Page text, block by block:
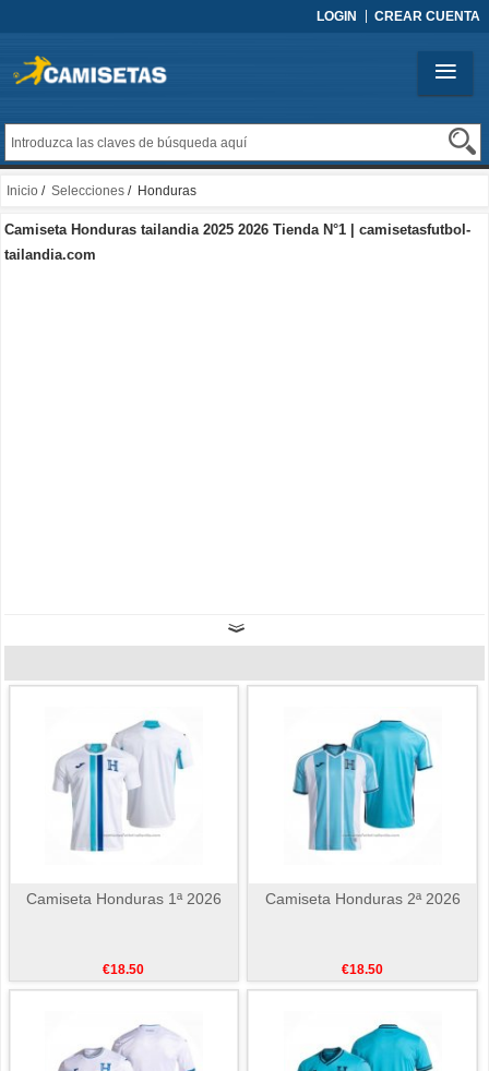
LOGIN CREAR CUENTA
Inicio / Selecciones / Honduras
Camiseta Honduras tailandia 2025 2026 Tienda N°1 | camisetasfutbol-
tailandia.com
Camiseta Honduras 1ª 2026
€18.50
Camiseta Honduras 2ª 2026
€18.50